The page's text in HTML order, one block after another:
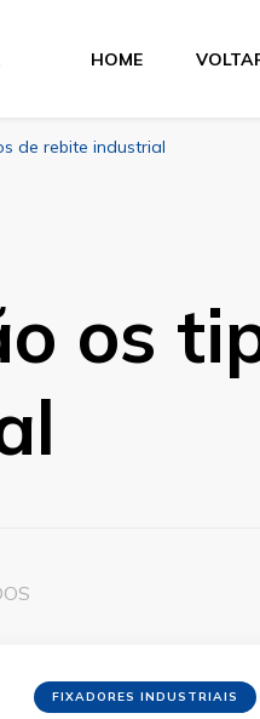
HOME
de rebite industrial
os
FIXADORES INDUSTRIAIS